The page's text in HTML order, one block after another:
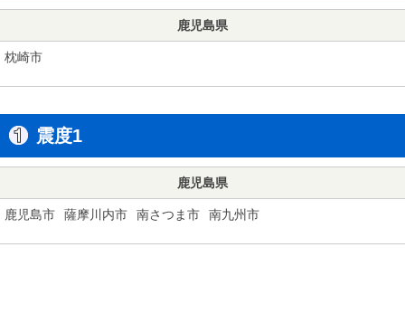
鹿児島県
枕崎市
震度1
鹿児島県
鹿児島市 薩摩川内市 南さつま市 南九州市